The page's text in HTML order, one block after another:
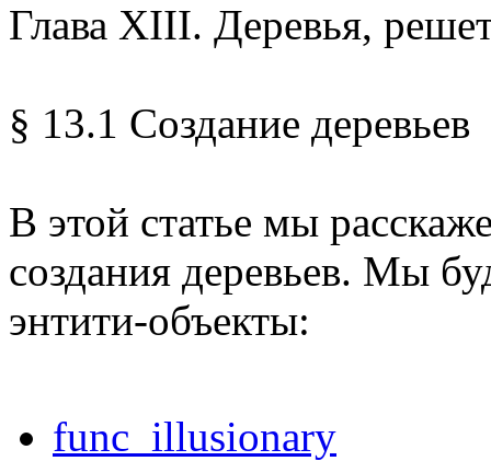
Глава XIII. Деревья,
§ 13.1 Создание деревьев
В этой статье мы
создания деревьев. Мы
энтити-объекты:
func_illusionary